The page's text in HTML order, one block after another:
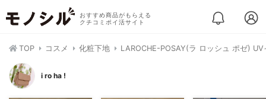
おすすめ商品がもらえる
クチコミポイ活サイト
TOP コスメ 化粧下地 LAROCHE-POSAY(ラ ロッシュ ポゼ)
i ro ha !